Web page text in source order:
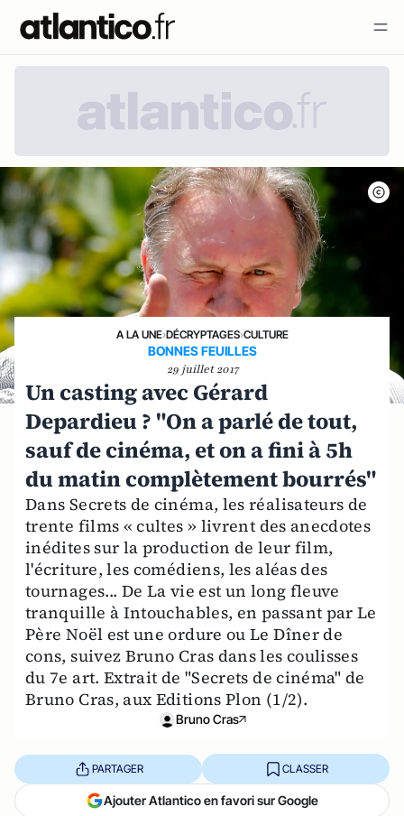
A LA UNE›DÉCRYPTAGES›CULTURE
BONNES FEUILLES
29 juillet 2017
Un casting avec Gérard
Depardieu ? "On a parlé de tout,
sauf de cinéma, et on a fini à 5h
du matin complètement bourrés"
Dans Secrets de cinéma, les réalisateurs de
trente films « cultes » livrent des anecdotes
inédites sur la production de leur film,
l'écriture, les comédiens, les aléas des
tournages... De La vie est un long fleuve
tranquille à Intouchables, en passant par Le
Père Noël est une ordure ou Le Dîner de
cons, suivez Bruno Cras dans les coulisses
du 7e art. Extrait de "Secrets de cinéma" de
Bruno Cras, aux Editions Plon (1/2).
Bruno Cras
PARTAGER CLASSER
Ajouter Atlantico en favori sur Google